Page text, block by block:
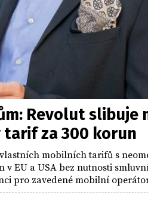
Revolut slibuje
tarif za 300 korun
mobilních tarifů s
v EU a USA bez nutnosti
pro zavedené mobilní